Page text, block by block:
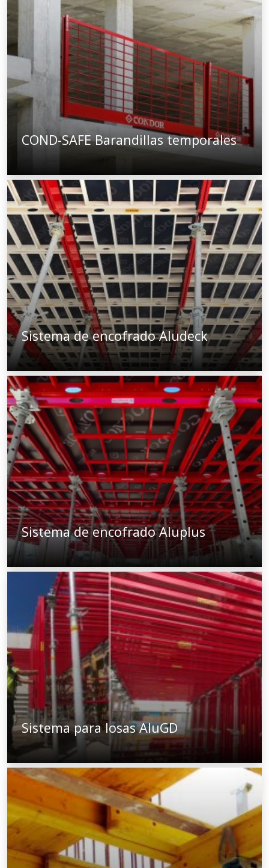
COND-SAFE Barandillas temporales
Sistema de encofrado Aludeck
Sistema de encofrado Aluplus
Sistema para losas AluGD